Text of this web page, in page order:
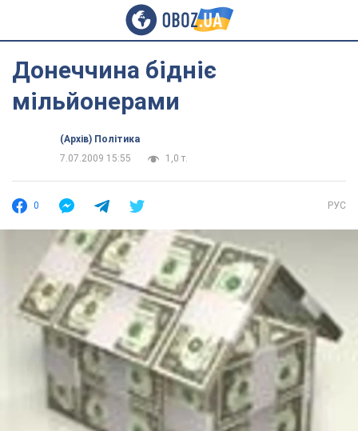
Донеччина бідніє
мільйонерами
(Архів) Політика
7.07.2009 15:55
1,0 т.
0 РУС